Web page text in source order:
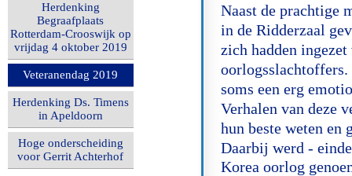
Herdenking
Begraafplaats
Rotterdam-Crooswijk op
vrijdag 4 oktober 2019
Veteranendag 2019
Herdenking Ds. Timens
in Apeldoorn
Hoge onderscheiding
voor Gerrit Achterhof
Naast de prachtige
in de Ridderzaal
zich hadden
oorlogsslachtoffers.
soms een erg
Verhalen van deze
hun beste weten en
Daarbij werd -
Korea oorlog